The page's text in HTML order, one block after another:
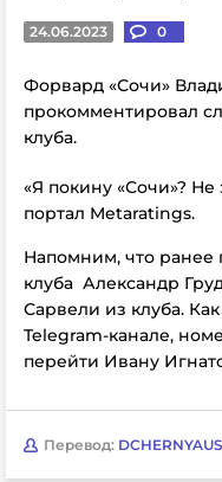
24.06.2023 0
Форвард «Сочи»
прокомментировал
клуба.
«Я покину «Сочи»?
портал Metaratings.
Напомним, что ранее
клуба Александр
Сарвели из клуба.
Telegram-канале,
перейти Ивану
Перевод: